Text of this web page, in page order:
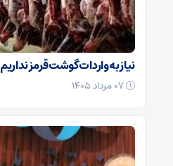
نیاز به واردات گوشت قرمز نداریم